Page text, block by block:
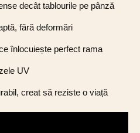
decât tablourile pe pânză
fără deformări
înlocuiește perfect rama
UV
creat să reziste o viață